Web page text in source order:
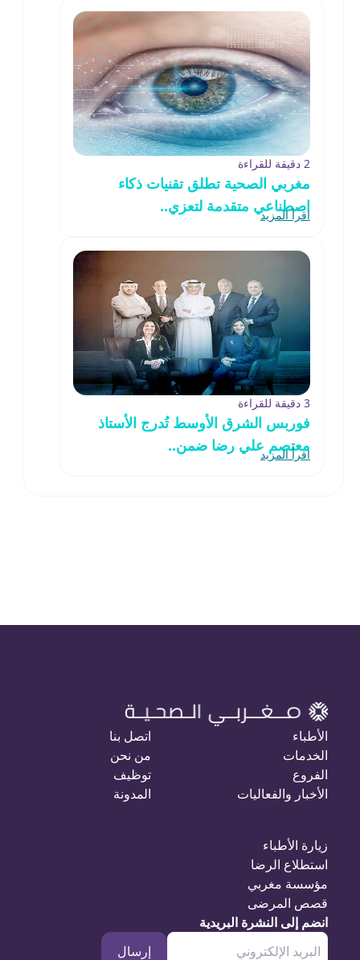
2 دقيقة للقراءة
مغربي الصحية تطلق تقنيات ذكاء
اصطناعي متقدمة لتعزي..
اقرأ المزيد
3 دقيقة للقراءة
فوربس الشرق الأوسط تُدرج الأستاذ
معتصم علي رضا ضمن..
اقرأ المزيد
الأطباء
الخدمات
الفروع
الأخبار والفعاليات
اتصل بنا
من نحن
توظيف
المدونة
زيارة الأطباء
استطلاع الرضا
مؤسسة مغربي
قصص المرضى
انضم إلى النشرة البريدية
إرسال